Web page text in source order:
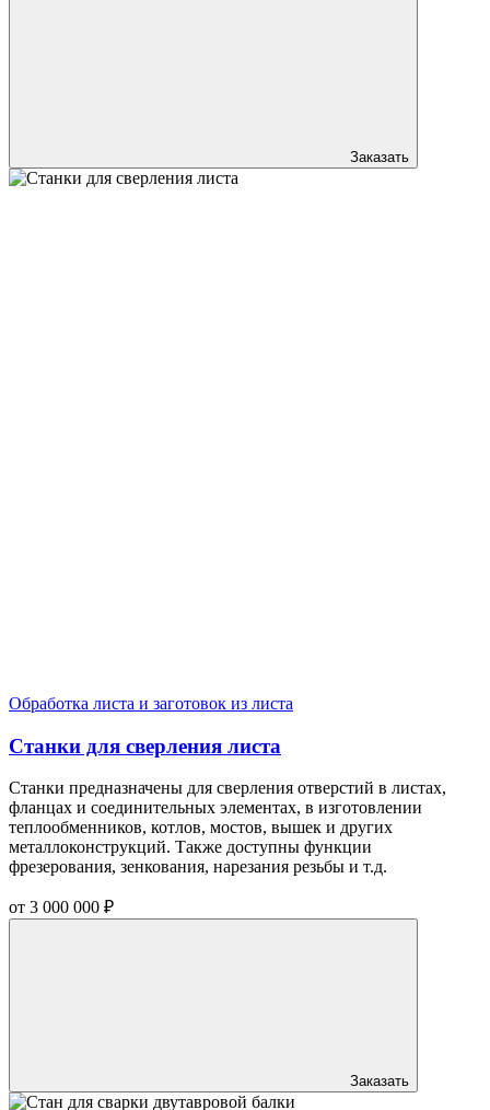
Заказать
Обработка листа и заготовок из листа
Станки для сверления листа
Станки предназначены для сверления отверстий в листах,
фланцах и соединительных элементах, в изготовлении
теплообменников, котлов, мостов, вышек и других
металлоконструкций. Также доступны функции
фрезерования, зенкования, нарезания резьбы и т.д.
от 3 000 000 ₽
Заказать